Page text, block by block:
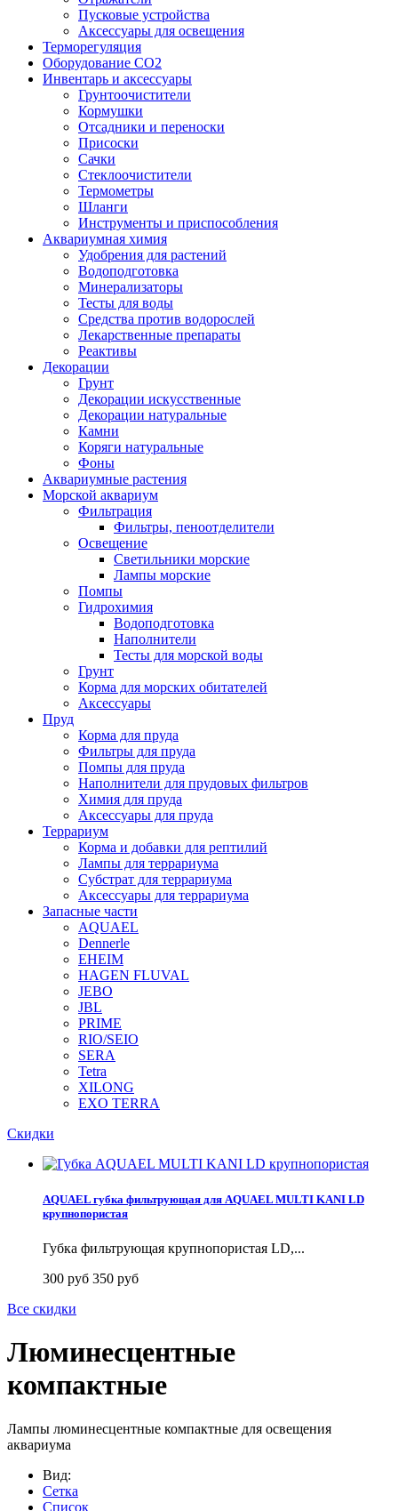
Пусковые устройства
Аксессуары для освещения
Терморегуляция
Оборудование CO2
Инвентарь и аксессуары
Грунтоочистители
Кормушки
Отсадники и переноски
Присоски
Сачки
Стеклоочистители
Термометры
Шланги
Инструменты и приспособления
Аквариумная химия
Удобрения для растений
Водоподготовка
Минерализаторы
Тесты для воды
Средства против водорослей
Лекарственные препараты
Реактивы
Декорации
Грунт
Декорации искусственные
Декорации натуральные
Камни
Коряги натуральные
Фоны
Аквариумные растения
Морской аквариум
Фильтрация
Фильтры, пеноотделители
Освещение
Светильники морские
Лампы морские
Помпы
Гидрохимия
Водоподготовка
Наполнители
Тесты для морской воды
Грунт
Корма для морских обитателей
Аксессуары
Пруд
Корма для пруда
Фильтры для пруда
Помпы для пруда
Наполнители для прудовых фильтров
Химия для пруда
Аксессуары для пруда
Террариум
Корма и добавки для рептилий
Лампы для террариума
Субстрат для террариума
Аксессуары для террариума
Запасные части
AQUAEL
Dennerle
EHEIM
HAGEN FLUVAL
JEBO
JBL
PRIME
RIO/SEIO
SERA
Tetra
XILONG
EXO TERRA
Скидки
AQUAEL губка фильтрующая для AQUAEL MULTI KANI LD
крупнопористая
Губка фильтрующая крупнопористая LD,...
300 руб 350 руб
Все скидки
Люминесцентные
компактные
Лампы люминесцентные компактные для освещения
аквариума
Вид:
Сетка
Список